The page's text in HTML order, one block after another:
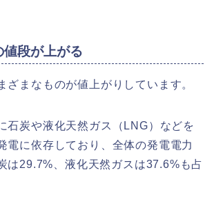
段が上がる
ざまなものが値上がりしています。
石炭や液化天然ガス（LNG）などを
電に依存しており、全体の発電電力
は29.7%、液化天然ガスは37.6%も占